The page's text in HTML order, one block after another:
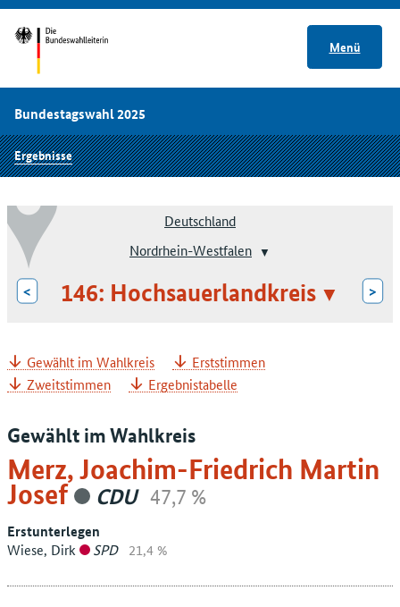
Menü
Bundestagswahl 2025
Ergebnisse
Deutschland
Nordrhein-Westfalen
< 146: Hochsauerlandkreis >
Gewählt im Wahlkreis
Erststimmen
Zweitstimmen
Ergebnistabelle
Gewählt im Wahlkreis
Merz, Joachim-Friedrich Martin
Josef CDU 47,7 %
Erstunterlegen
Wiese, Dirk SPD 21,4 %